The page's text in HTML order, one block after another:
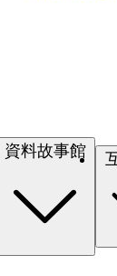
資料故事館